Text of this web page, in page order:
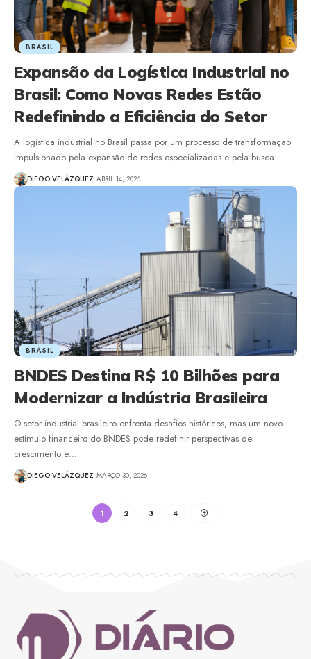
BRASIL
Expansão da Logística Industrial no
Brasil: Como Novas Redes Estão
Redefinindo a Eficiência do Setor
A logística industrial no Brasil passa por um processo de transformação
impulsionado pela expansão de redes especializadas e pela busca…
DIEGO VELÁZQUEZ ABRIL 14, 2026
BRASIL
BNDES Destina R$ 10 Bilhões para
Modernizar a Indústria Brasileira
O setor industrial brasileiro enfrenta desafios históricos, mas um novo
estímulo financeiro do BNDES pode redefinir perspectivas de
crescimento e…
DIEGO VELÁZQUEZ MARÇO 30, 2026
1 2 3 4